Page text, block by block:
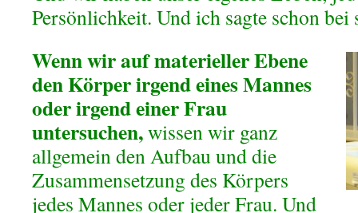
Persönlichkeit. Und ich sagte schon
Wenn wir auf materieller Ebene
den Körper irgend eines Mannes
oder irgend einer Frau
untersuchen,wissen wir ganz
allgemein den Aufbau und die
Zusammensetzung des Körpers
jedes Mannes oder jeder Frau. Und